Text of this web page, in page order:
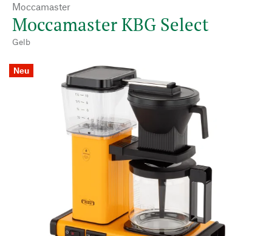
Moccamaster
Moccamaster KBG Select
Gelb
Neu